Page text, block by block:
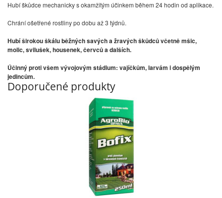
Hubí škůdce mechanicky s okamžitým účinkem během 24 hodin od aplikace.
Chrání ošetřené rostliny po dobu až 3 týdnů.
Hubí širokou škálu běžných savých a žravých škůdců včetně mšic,
molic, svilušek, housenek, červců a dalších.
Účinný proti všem vývojovým stádium: vajíčkům, larvám i dospělým
jedincům.
Doporučené produkty